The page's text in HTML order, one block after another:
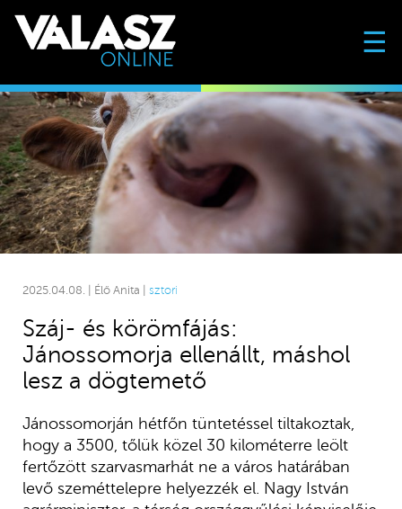
☰
2025.04.08. | Élő Anita | sztori
Száj- és körömfájás:
Jánossomorja ellenállt, máshol
lesz a dögtemető
Jánossomorján hétfőn tüntetéssel tiltakoztak,
hogy a 3500, tőlük közel 30 kilométerre leölt
fertőzött szarvasmarhát ne a város határában
levő szeméttelepre helyezzék el. Nagy István